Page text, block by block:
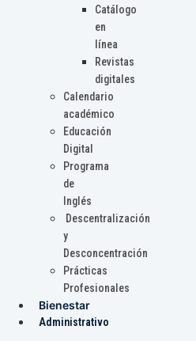
Catálogo
en
línea
Revistas
digitales
Calendario
académico
Educación
Digital
Programa
de
Inglés
Descentralización
y
Desconcentración
Prácticas
Profesionales
Bienestar
Administrativo